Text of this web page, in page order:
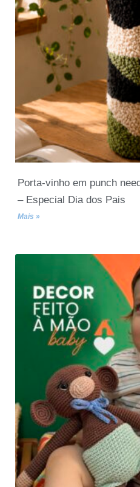
Porta-vinho em punch
– Especial Dia dos Pais
Mais »